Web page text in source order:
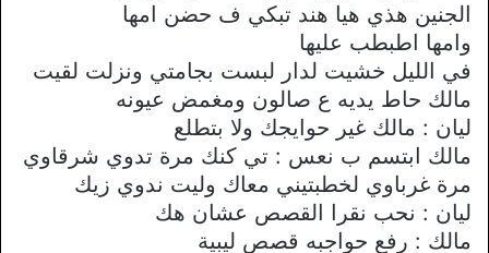
الجنين هذي هيا هند تبكي ف حضن امها
وامها اطبطب عليها
في الليل خشيت لدار لبست بجامتي ونزلت لقيت
مالك حاط يديه ع صالون ومغمض عيونه
ليان : مالك غير حوايجك ولا بتطلع
مالك ابتسم ب نعس : تي كنك مرة تدوي شرقاوي
مرة غرباوي لخطبتيني معاك وليت ندوي زيك
ليان : نحب نقرا القصص عشان هك
مالك : رفع حواجبه قصص ليبية